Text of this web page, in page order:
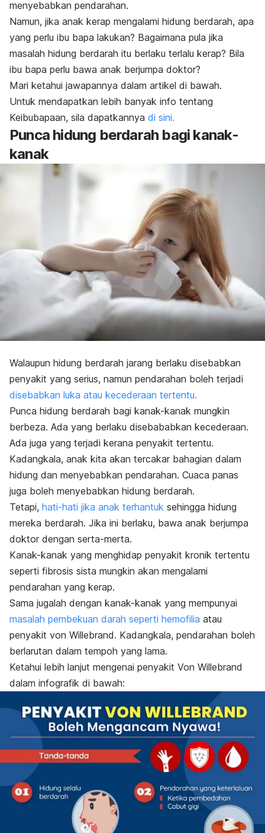
menyebabkan pendarahan.
Namun, jika anak kerap mengalami hidung berdarah, apa
yang perlu ibu bapa lakukan? Bagaimana pula jika
masalah hidung berdarah itu berlaku terlalu kerap? Bila
ibu bapa perlu bawa anak berjumpa doktor?
Mari ketahui jawapannya dalam artikel di bawah.
Untuk mendapatkan lebih banyak info tentang
Keibubapaan, sila dapatkannya di sini.
Punca hidung berdarah bagi kanak-
kanak
Walaupun hidung berdarah jarang berlaku disebabkan
penyakit yang serius, namun pendarahan boleh terjadi
disebabkan luka atau kecederaan tertentu.
Punca hidung berdarah bagi kanak-kanak mungkin
berbeza. Ada yang berlaku disebababkan kecederaan.
Ada juga yang terjadi kerana penyakit tertentu.
Kadangkala, anak kita akan tercakar bahagian dalam
hidung dan menyebabkan pendarahan. Cuaca panas
juga boleh menyebabkan hidung berdarah.
Tetapi, hati-hati jika anak terhantuk sehingga hidung
mereka berdarah. Jika ini berlaku, bawa anak berjumpa
doktor dengan serta-merta.
Kanak-kanak yang menghidap penyakit kronik tertentu
seperti fibrosis sista mungkin akan mengalami
pendarahan yang kerap.
Sama jugalah dengan kanak-kanak yang mempunyai
masalah pembekuan darah seperti hemofilia atau
penyakit von Willebrand. Kadangkala, pendarahan boleh
berlarutan dalam tempoh yang lama.
Ketahui lebih lanjut mengenai penyakit Von Willebrand
dalam infografik di bawah: